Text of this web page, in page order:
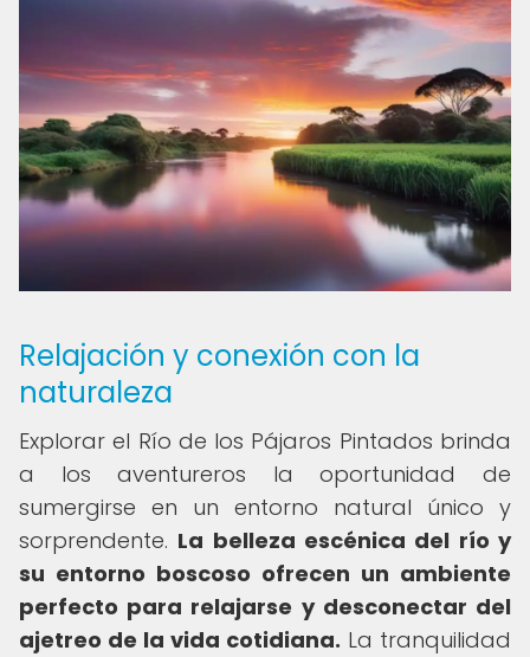
Relajación y conexión con la
naturaleza
Explorar el Río de los Pájaros Pintados brinda
a los aventureros la oportunidad de
sumergirse en un entorno natural único y
sorprendente. La belleza escénica del río y
su entorno boscoso ofrecen un ambiente
perfecto para relajarse y desconectar del
ajetreo de la vida cotidiana. La tranquilidad